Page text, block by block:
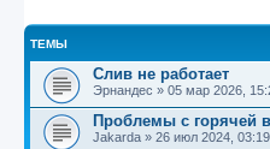
ТЕМЫ
Слив не работает
Эрнандес » 05 мар 2026,
Проблемы с горячей
Jakarda » 26 июл 2024, 03:19